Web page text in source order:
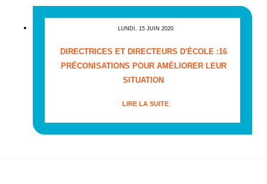
LUNDI, 15 JUIN 2020
DIRECTRICES ET DIRECTEURS D'ÉCOLE :16
PRÉCONISATIONS POUR AMÉLIORER LEUR
SITUATION
LIRE LA SUITE